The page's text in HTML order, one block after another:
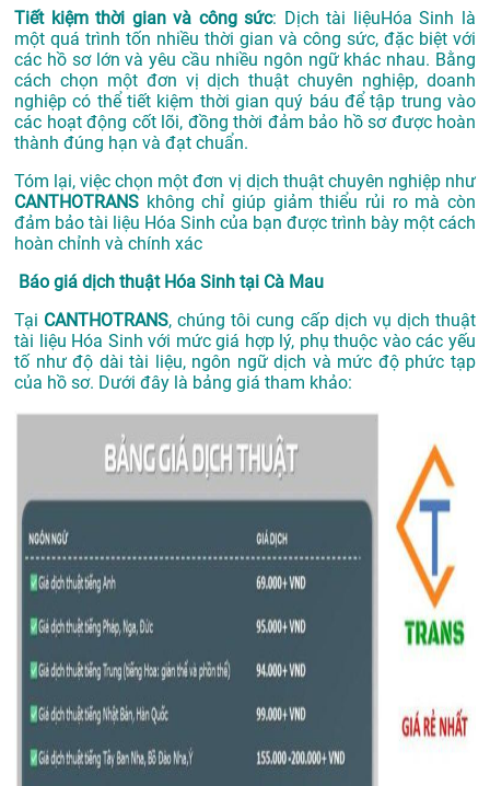
Tiết kiệm thời gian và công sức: Dịch tài liệuHóa Sinh là
một quá trình tốn nhiều thời gian và công sức, đặc biệt với
các hồ sơ lớn và yêu cầu nhiều ngôn ngữ khác nhau. Bằng
cách chọn một đơn vị dịch thuật chuyên nghiệp, doanh
nghiệp có thể tiết kiệm thời gian quý báu để tập trung vào
các hoạt động cốt lõi, đồng thời đảm bảo hồ sơ được hoàn
thành đúng hạn và đạt chuẩn.
Tóm lại, việc chọn một đơn vị dịch thuật chuyên nghiệp như
CANTHOTRANS không chỉ giúp giảm thiểu rủi ro mà còn
đảm bảo tài liệu Hóa Sinh của bạn được trình bày một cách
hoàn chỉnh và chính xác
Báo giá dịch thuật Hóa Sinh tại Cà Mau
Tại CANTHOTRANS, chúng tôi cung cấp dịch vụ dịch thuật
tài liệu Hóa Sinh với mức giá hợp lý, phụ thuộc vào các yếu
tố như độ dài tài liệu, ngôn ngữ dịch và mức độ phức tạp
của hồ sơ. Dưới đây là bảng giá tham khảo: